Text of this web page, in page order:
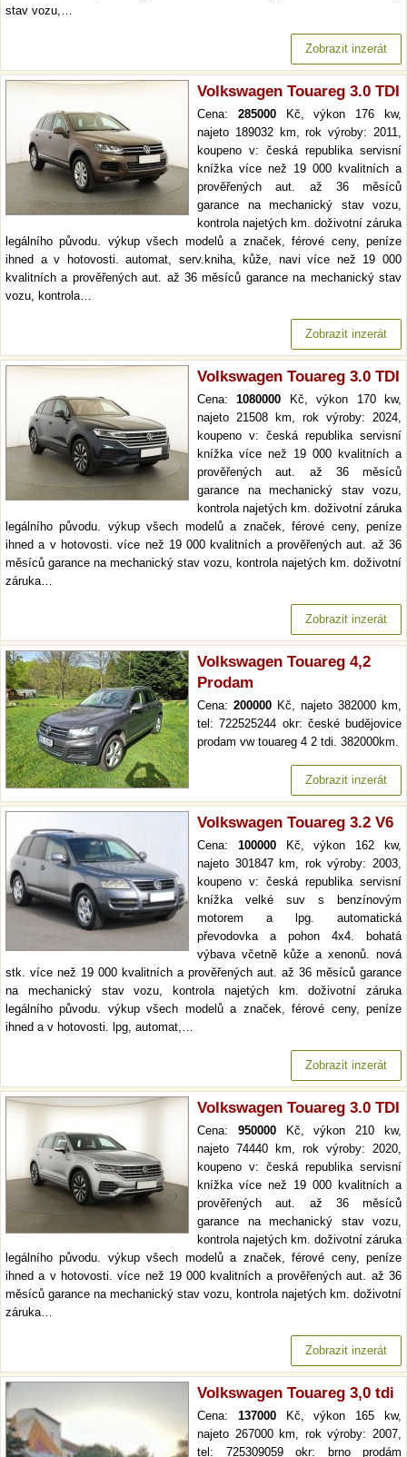
stav vozu,…
Zobrazit inzerát
Volkswagen Touareg 3.0 TDI
Cena: 285000Kč, výkon 176 kw,
najeto 189032 km, rok výroby: 2011,
koupeno v: česká republika servisní
knížka více než 19 000 kvalitních a
prověřených aut. až 36 měsíců
garance na mechanický stav vozu,
kontrola najetých km. doživotní záruka
legálního původu. výkup všech modelů a značek, férové ceny, peníze
ihned a v hotovosti. automat, serv.kniha, kůže, navi více než 19 000
kvalitních a prověřených aut. až 36 měsíců garance na mechanický stav
vozu, kontrola…
Zobrazit inzerát
Volkswagen Touareg 3.0 TDI
Cena:1080000 Kč, výkon 170 kw,
najeto 21508 km, rok výroby: 2024,
koupeno v: česká republika servisní
knížka více než 19 000 kvalitních a
prověřených aut. až 36 měsíců
garance na mechanický stav vozu,
kontrola najetých km. doživotní záruka
legálního původu. výkup všech modelů a značek, férové ceny, peníze
ihned a v hotovosti. více než 19 000 kvalitních a prověřených aut. až 36
měsíců garance na mechanický stav vozu, kontrola najetých km. doživotní
záruka…
Zobrazit inzerát
Volkswagen Touareg 4,2
Prodam
Cena: 200000 Kč, najeto 382000 km,
tel: 722525244 okr: české budějovice
prodam vw touareg 4 2 tdi. 382000km.
Zobrazit inzerát
Volkswagen Touareg 3.2 V6
Cena: 100000Kč, výkon 162 kw,
najeto 301847 km, rok výroby: 2003,
koupeno v: česká republika servisní
knížka velké suv s benzínovým
motorem a lpg. automatická
převodovka a pohon 4x4. bohatá
výbava včetně kůže a xenonů. nová
stk. více než 19 000 kvalitních a prověřených aut. až 36 měsíců garance
na mechanický stav vozu, kontrola najetých km. doživotní záruka
legálního původu. výkup všech modelů a značek, férové ceny, peníze
ihned a v hotovosti. lpg, automat,…
Zobrazit inzerát
Volkswagen Touareg 3.0 TDI
Cena: 950000Kč, výkon 210 kw,
najeto 74440 km, rok výroby: 2020,
koupeno v: česká republika servisní
knížka více než 19 000 kvalitních a
prověřených aut. až 36 měsíců
garance na mechanický stav vozu,
kontrola najetých km. doživotní záruka
legálního původu. výkup všech modelů a značek, férové ceny, peníze
ihned a v hotovosti. více než 19 000 kvalitních a prověřených aut. až 36
měsíců garance na mechanický stav vozu, kontrola najetých km. doživotní
záruka…
Zobrazit inzerát
Volkswagen Touareg 3,0 tdi
Cena: 137000Kč, výkon 165 kw,
najeto 267000 km, rok výroby: 2007,
tel: 725309059 okr: brno prodám